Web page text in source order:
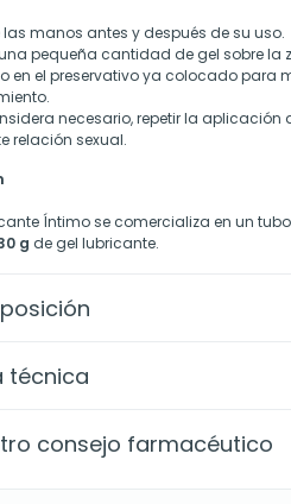
las manos antes y después de su uso.
pequeña cantidad de gel sobre la
en el preservativo ya colocado para
necesario, repetir la aplicación
relación sexual.
Íntimo se comercializa en un
g de gel lubricante.
técnica
consejo farmacéutico